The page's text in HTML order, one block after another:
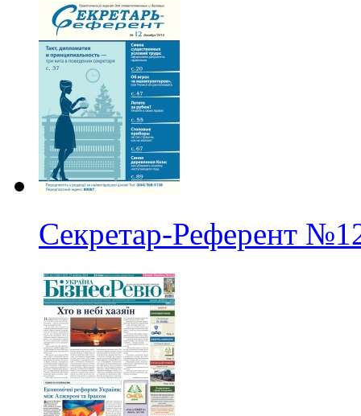
Секретар-Референт